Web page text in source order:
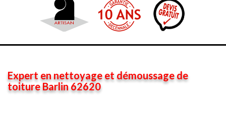
Expert en nettoyage et démoussage de
toiture Barlin 62620